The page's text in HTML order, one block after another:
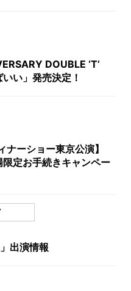
DOUBLE ‘T’
い」発売決定！
ーショー東京公演】
定お手続きキャンペー
出演情報